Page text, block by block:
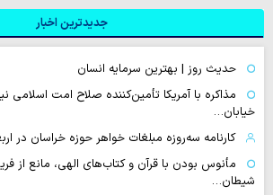
جدیدترین اخبار
حدیث روز | بهترین سرمایه انسان
مذاکره با آمریکا تأمین‌کننده صلاح امت
خیابان…
کارنامه سه‌روزه مبلغات خواهر حوزه خراسان در
مأنوس بودن با قرآن و کتاب‌های الهی، مانع از
شیطان…